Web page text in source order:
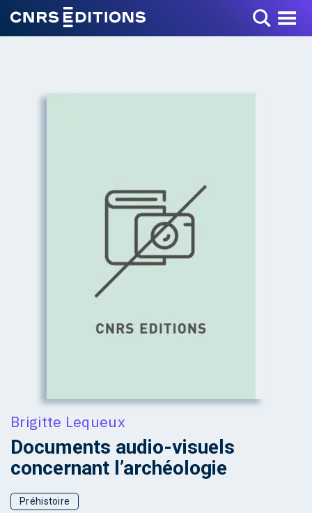
Toggle Menu
Brigitte Lequeux
Documents audio-visuels
concernant l’archéologie
Préhistoire